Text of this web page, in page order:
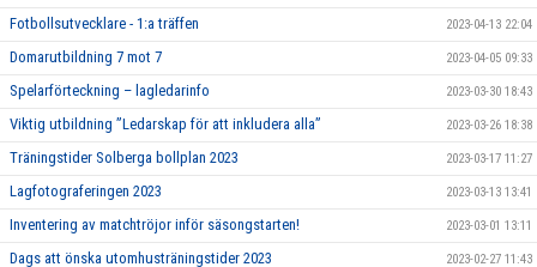
Fotbollsutvecklare - 1:a träffen 2023-04-13 22:04
Domarutbildning 7 mot 7 2023-04-05 09:33
Spelarförteckning – lagledarinfo 2023-03-30 18:43
Viktig utbildning ”Ledarskap för att inkludera alla” 2023-03-26 18:38
Träningstider Solberga bollplan 2023 2023-03-17 11:27
Lagfotograferingen 2023 2023-03-13 13:41
Inventering av matchtröjor inför säsongstarten! 2023-03-01 13:11
Dags att önska utomhusträningstider 2023 2023-02-27 11:43